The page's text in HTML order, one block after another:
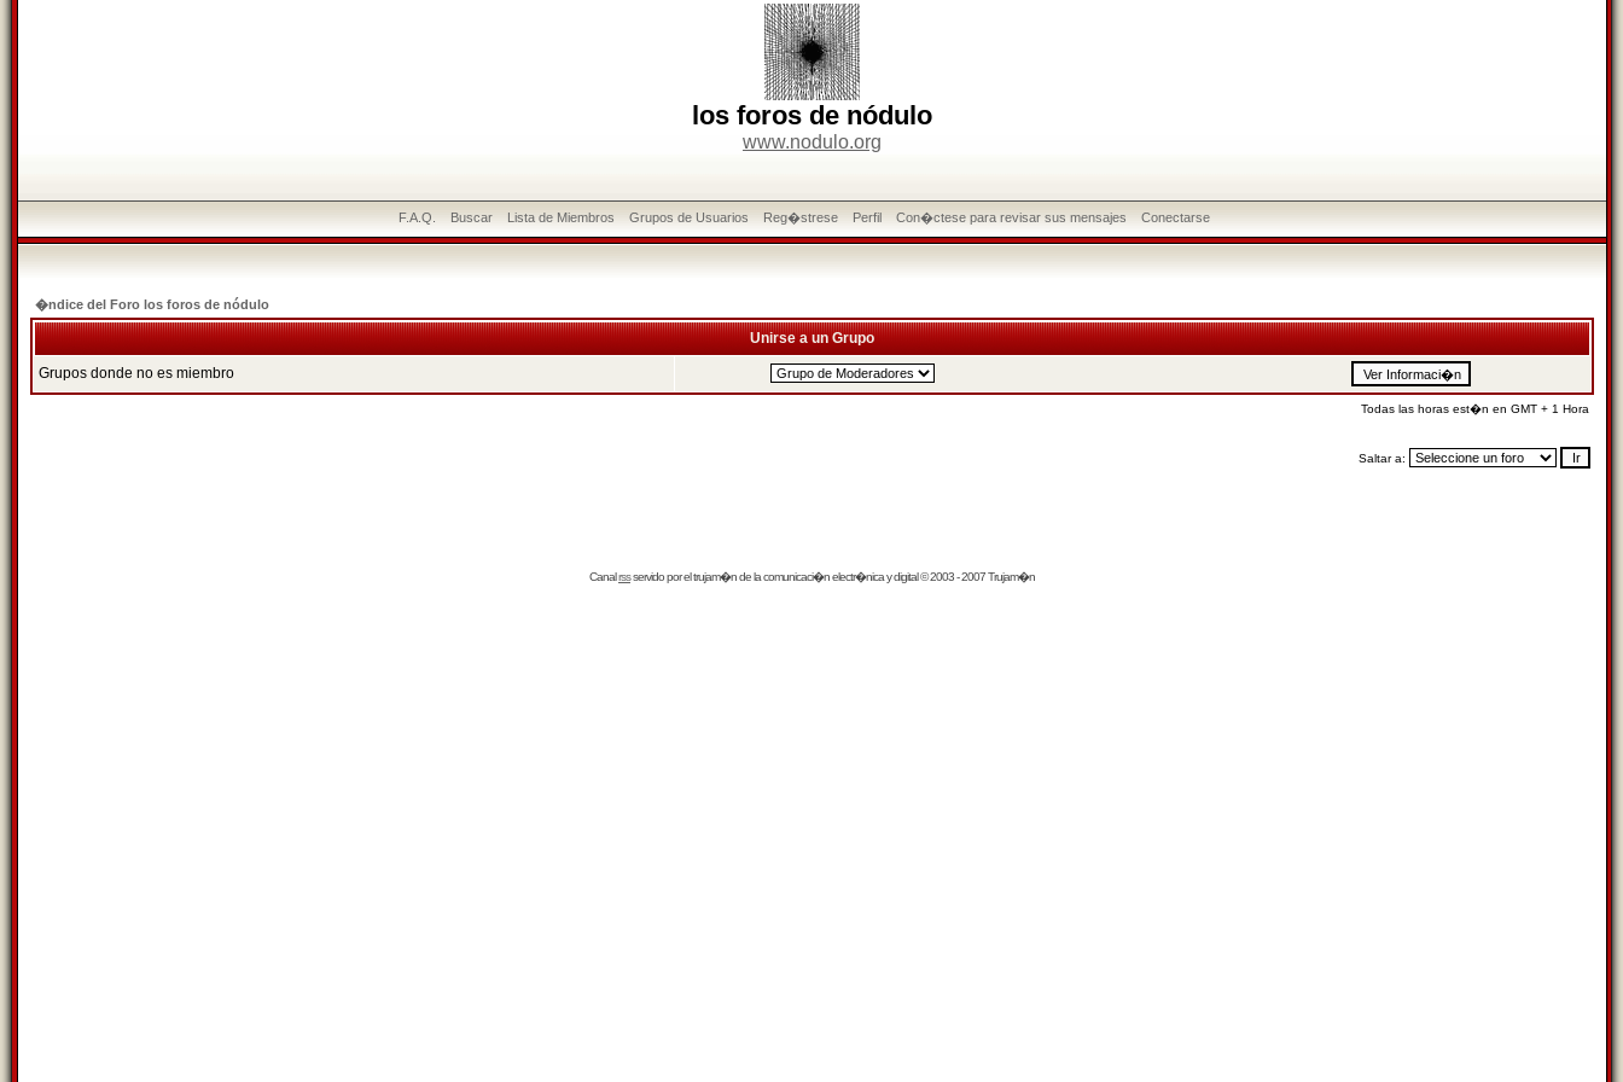
los foros de nódulo
www.nodulo.org
F.A.Q. Buscar Lista de Miembros Grupos de Usuarios Reg�strese Perfil Con�ctese para revisar sus mensajes Conectarse
�ndice del Foro los foros de nódulo
Unirse a un Grupo
Grupos donde no es miembro
Todas las horas est�n en GMT + 1 Hora
Saltar a:
Canalrssservido por eltrujam�nde la comunicaci�n electr�nica y digital © 2003 - 2007 Trujam�n